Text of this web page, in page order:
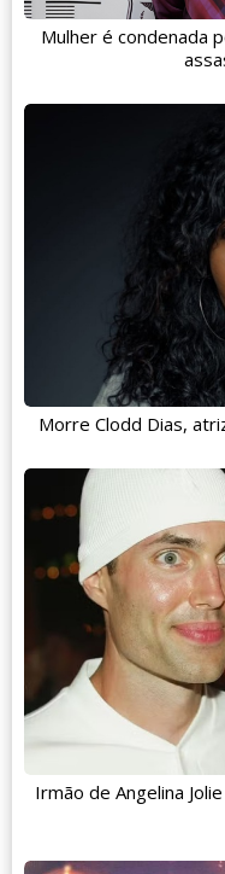
Mulher é condenada
Morre Clodd Dias,
Irmão de Angelina